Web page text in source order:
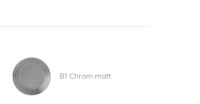
B1 Chrom matt